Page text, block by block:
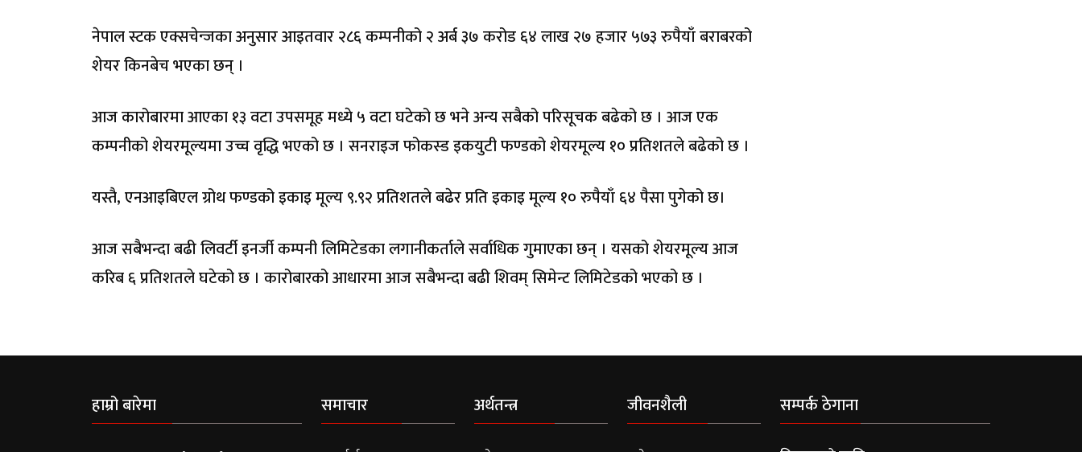
नेपाल स्टक एक्सचेन्जका अनुसार आइतवार २८६ कम्पनीको २ अर्ब ३७ करोड ६४ लाख २७ हजार ५७३ रुपैयाँ बराबरको
शेयर किनबेच भएका छन् ।
आज कारोबारमा आएका १३ वटा उपसमूह मध्ये ५ वटा घटेको छ भने अन्य सबैको परिसूचक बढेको छ । आज एक
कम्पनीको शेयरमूल्यमा उच्च वृद्धि भएको छ । सनराइज फोकस्ड इकयुटी फण्डको शेयरमूल्य १० प्रतिशतले बढेको छ ।
यस्तै, एनआइबिएल ग्रोथ फण्डको इकाइ मूल्य ९.९२ प्रतिशतले बढेर प्रति इकाइ मूल्य १० रुपैयाँ ६४ पैसा पुगेको छ।
आज सबैभन्दा बढी लिवर्टी इनर्जी कम्पनी लिमिटेडका लगानीकर्ताले सर्वाधिक गुमाएका छन् । यसको शेयरमूल्य आज
करिब ६ प्रतिशतले घटेको छ । कारोबारको आधारमा आज सबैभन्दा बढी शिवम् सिमेन्ट लिमिटेडको भएको छ ।
हाम्रो बारेमा समाचार अर्थतन्त्र जीवनशैली सम्पर्क ठेगाना